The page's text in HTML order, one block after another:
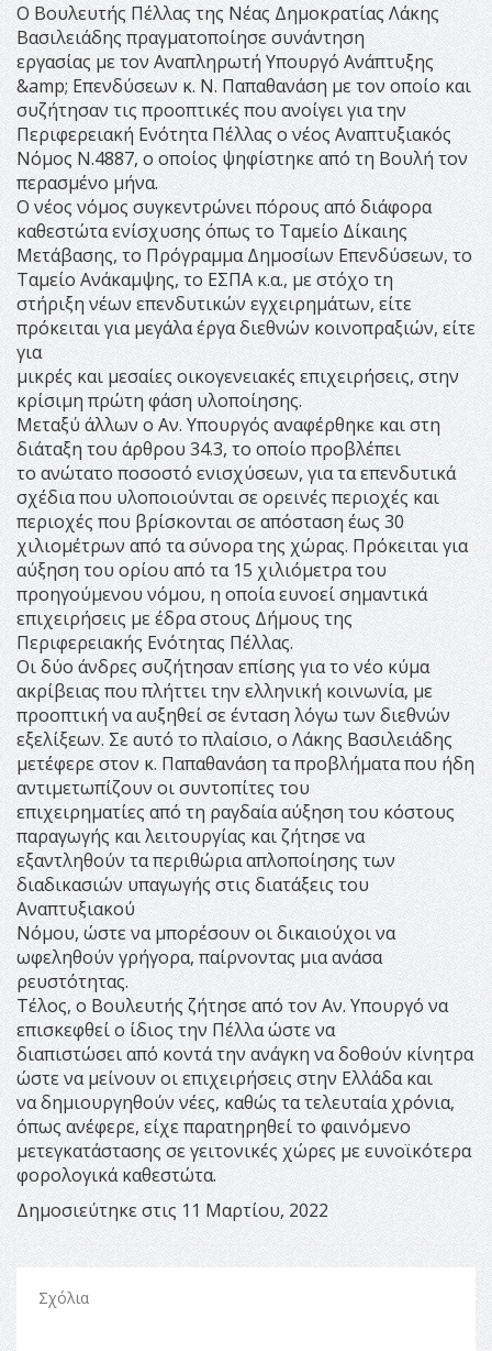
Ο Βουλευτής Πέλλας της Νέας Δημοκρατίας Λάκης
Βασιλειάδης πραγματοποίησε συνάντηση
εργασίας με τον Αναπληρωτή Υπουργό Ανάπτυξης
&amp; Επενδύσεων κ. Ν. Παπαθανάση με τον οποίο και
συζήτησαν τις προοπτικές που ανοίγει για την
Περιφερειακή Ενότητα Πέλλας ο νέος Αναπτυξιακός
Νόμος Ν.4887, ο οποίος ψηφίστηκε από τη Βουλή τον
περασμένο μήνα.
Ο νέος νόμος συγκεντρώνει πόρους από διάφορα
καθεστώτα ενίσχυσης όπως το Ταμείο Δίκαιης
Μετάβασης, το Πρόγραμμα Δημοσίων Επενδύσεων, το
Ταμείο Ανάκαμψης, το ΕΣΠΑ κ.α., με στόχο τη
στήριξη νέων επενδυτικών εγχειρημάτων, είτε
πρόκειται για μεγάλα έργα διεθνών κοινοπραξιών, είτε
για
μικρές και μεσαίες οικογενειακές επιχειρήσεις, στην
κρίσιμη πρώτη φάση υλοποίησης.
Μεταξύ άλλων ο Αν. Υπουργός αναφέρθηκε και στη
διάταξη του άρθρου 34.3, το οποίο προβλέπει
το ανώτατο ποσοστό ενισχύσεων, για τα επενδυτικά
σχέδια που υλοποιούνται σε ορεινές περιοχές και
περιοχές που βρίσκονται σε απόσταση έως 30
χιλιομέτρων από τα σύνορα της χώρας. Πρόκειται για
αύξηση του ορίου από τα 15 χιλιόμετρα του
προηγούμενου νόμου, η οποία ευνοεί σημαντικά
επιχειρήσεις με έδρα στους Δήμους της
Περιφερειακής Ενότητας Πέλλας.
Οι δύο άνδρες συζήτησαν επίσης για το νέο κύμα
ακρίβειας που πλήττει την ελληνική κοινωνία, με
προοπτική να αυξηθεί σε ένταση λόγω των διεθνών
εξελίξεων. Σε αυτό το πλαίσιο, ο Λάκης Βασιλειάδης
μετέφερε στον κ. Παπαθανάση τα προβλήματα που ήδη
αντιμετωπίζουν οι συντοπίτες του
επιχειρηματίες από τη ραγδαία αύξηση του κόστους
παραγωγής και λειτουργίας και ζήτησε να
εξαντληθούν τα περιθώρια απλοποίησης των
διαδικασιών υπαγωγής στις διατάξεις του
Αναπτυξιακού
Νόμου, ώστε να μπορέσουν οι δικαιούχοι να
ωφεληθούν γρήγορα, παίρνοντας μια ανάσα
ρευστότητας.
Τέλος, ο Βουλευτής ζήτησε από τον Αν. Υπουργό να
επισκεφθεί ο ίδιος την Πέλλα ώστε να
διαπιστώσει από κοντά την ανάγκη να δοθούν κίνητρα
ώστε να μείνουν οι επιχειρήσεις στην Ελλάδα και
να δημιουργηθούν νέες, καθώς τα τελευταία χρόνια,
όπως ανέφερε, είχε παρατηρηθεί το φαινόμενο
μετεγκατάστασης σε γειτονικές χώρες με ευνοϊκότερα
φορολογικά καθεστώτα.
Δημοσιεύτηκε στις 11 Μαρτίου, 2022
Σχόλια